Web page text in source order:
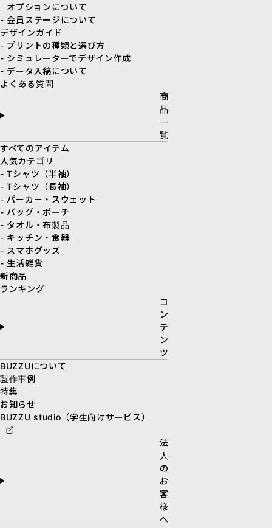
オプションについて
- 会員ステージについて
デザインガイド
- プリントの種類と選び方
- シミュレーターでデザイン作成
- データ入稿について
よくある質問
商
品
一
覧
すべてのアイテム
人気カテゴリ
- Tシャツ（半袖）
- Tシャツ（長袖）
- パーカー・スウェット
- バッグ・ポーチ
- タオル・布製品
- キッチン・食器
- スマホグッズ
- 生活雑貨
新商品
ランキング
コ
ン
テ
ン
ツ
BUZZUについて
製作事例
特集
お知らせ
BUZZU studio（学生向けサービス）
法
人
の
お
客
様
へ